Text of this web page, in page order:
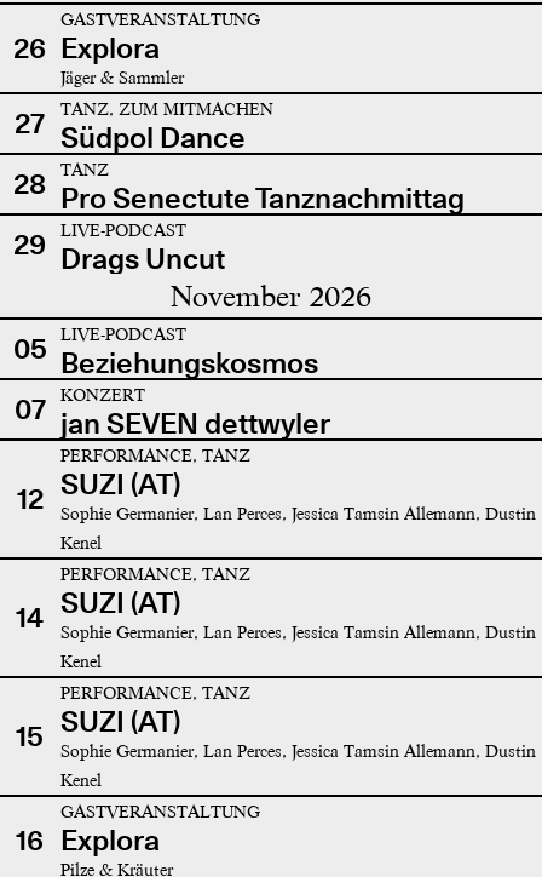
26
GASTVERANSTALTUNG
Explora
Jäger & Sammler
27 TANZ, ZUM MITMACHEN
Südpol Dance
28
TANZ
Pro Senectute Tanznachmittag
29
LIVE-PODCAST
Drags Uncut
November 2026
05 LIVE-PODCAST
Beziehungskosmos
07
KONZERT
jan SEVEN dettwyler
12
PERFORMANCE, TANZ
SUZI (AT)
Sophie Germanier, Lan Perces, Jessica Tamsin Allemann, Dustin
Kenel
14
PERFORMANCE, TANZ
SUZI (AT)
Sophie Germanier, Lan Perces, Jessica Tamsin Allemann, Dustin
Kenel
15
PERFORMANCE, TANZ
SUZI (AT)
Sophie Germanier, Lan Perces, Jessica Tamsin Allemann, Dustin
Kenel
16
GASTVERANSTALTUNG
Explora
Pilze & Kräuter